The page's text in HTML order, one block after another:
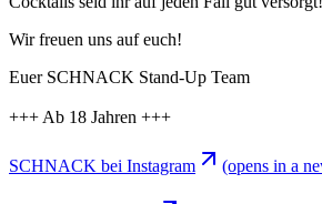
Wir freuen uns auf euch!
Euer SCHNACK Stand-Up Team
+++ Ab 18 Jahren +++
SCHNACK bei Instagram (opens in a